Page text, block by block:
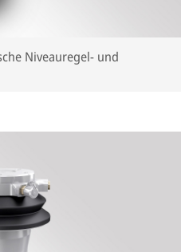
Niveauregel- und